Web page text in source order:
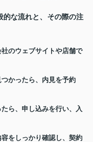
的な流れと、その際の注
のウェブサイトや店舗で
かったら、内見を予約
ら、申し込みを行い、入
をしっかり確認し、契約